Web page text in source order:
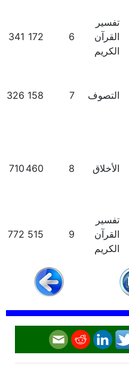
تفسير
القرآن
الكريم
6
172
341
التصوف 7
158
326
الأخلاق 8
460
710
تفسير
القرآن
الكريم
9
515
772